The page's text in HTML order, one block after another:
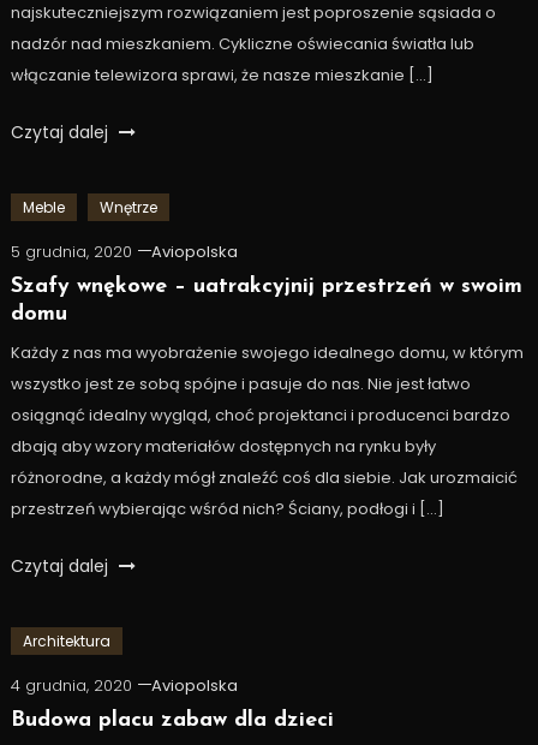
najskuteczniejszym rozwiązaniem jest poproszenie sąsiada o
nadzór nad mieszkaniem. Cykliczne oświecania światła lub
włączanie telewizora sprawi, że nasze mieszkanie […]
Czytaj dalej
Meble Wnętrze
5 grudnia, 2020
Aviopolska
Szafy wnękowe – uatrakcyjnij przestrzeń w swoim
domu
Każdy z nas ma wyobrażenie swojego idealnego domu, w którym
wszystko jest ze sobą spójne i pasuje do nas. Nie jest łatwo
osiągnąć idealny wygląd, choć projektanci i producenci bardzo
dbają aby wzory materiałów dostępnych na rynku były
różnorodne, a każdy mógł znaleźć coś dla siebie. Jak urozmaicić
przestrzeń wybierając wśród nich? Ściany, podłogi i […]
Czytaj dalej
Architektura
4 grudnia, 2020
Aviopolska
Budowa placu zabaw dla dzieci